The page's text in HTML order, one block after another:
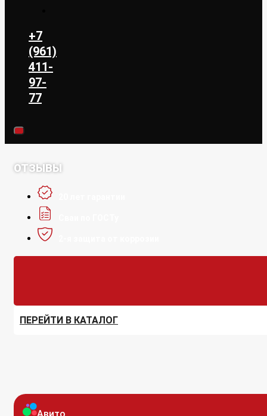
+7
(961)
411-
97-
77
ОТЗЫВЫ
ПЕРЕЙТИ В КАТАЛОГ